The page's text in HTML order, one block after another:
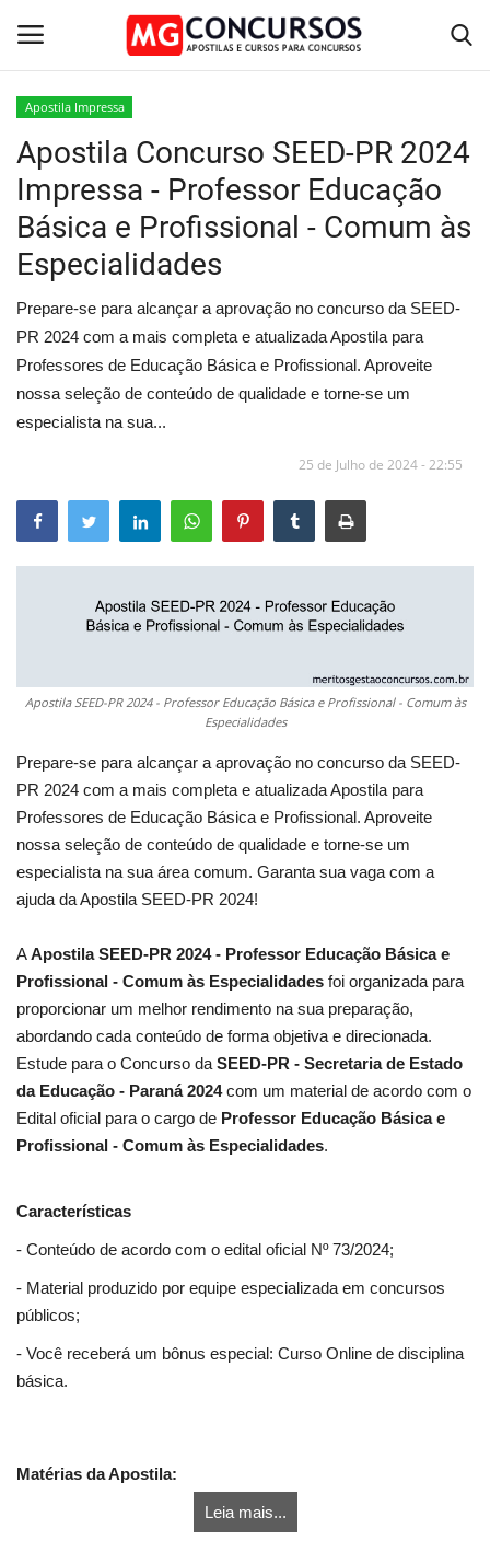
Home
Apostilas PDF
Apostila Impressa
Cursos Online
Combo Apostilas
Apostila Impressa
Apostila Concurso SEED-PR 2024
Impressa - Professor Educação
Básica e Profissional - Comum às
Especialidades
Prepare-se para alcançar a aprovação no concurso da SEED-
PR 2024 com a mais completa e atualizada Apostila para
Professores de Educação Básica e Profissional. Aproveite
nossa seleção de conteúdo de qualidade e torne-se um
especialista na sua...
25 de Julho de 2024 - 22:55
Apostila SEED-PR 2024 - Professor Educação Básica e Profissional - Comum às
Especialidades
Prepare-se para alcançar a aprovação no concurso da SEED-
PR 2024 com a mais completa e atualizada Apostila para
Professores de Educação Básica e Profissional. Aproveite
nossa seleção de conteúdo de qualidade e torne-se um
especialista na sua área comum. Garanta sua vaga com a
ajuda da Apostila SEED-PR 2024!
AApostila SEED-PR 2024 - Professor Educação Básica e
Profissional - Comum às Especialidades foi organizada para
proporcionar um melhor rendimento na sua preparação,
abordando cada conteúdo de forma objetiva e direcionada.
Estude para o Concurso da SEED-PR - Secretaria de Estado
da Educação - Paraná 2024com um material de acordo com o
Edital oficial para o cargo de Professor Educação Básica e
Profissional - Comum às Especialidades.
Características
- Conteúdo de acordo com o edital oficial Nº 73/2024;
- Material produzido por equipe especializada em concursos
públicos;
- Você receberá um bônus especial: Curso Online de disciplina
básica.
Matérias da Apostila:
Leia mais...